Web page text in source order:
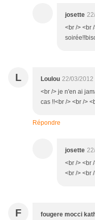
josette
<br /> <br
L Loulou 22/03/2012
<br /> je n'en ai
cas !!<br /> <br />
Répondre
josette
<br /> <br
<br /> <br
F fougere mocci